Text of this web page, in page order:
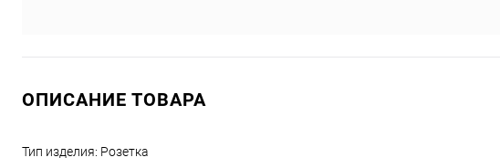
ОПИСАНИЕ ТОВАРА
Тип изделия: Розетка